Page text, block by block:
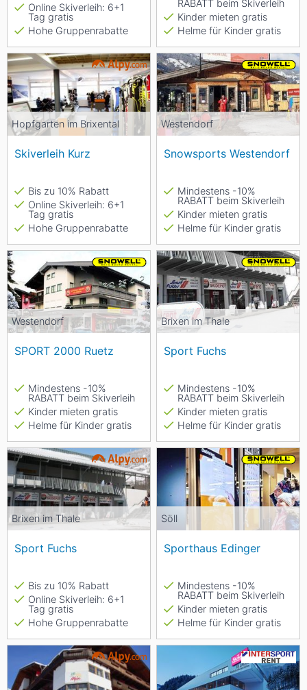
Online Skiverleih: 6+1
Tag gratis
Hohe Gruppenrabatte
RABATT beim Skiverleih
Kinder mieten gratis
Helme für Kinder gratis
Hopfgarten im Brixental
Skiverleih Kurz
Bis zu 10% Rabatt
Online Skiverleih: 6+1
Tag gratis
Hohe Gruppenrabatte
Westendorf
Snowsports Westendorf
Mindestens -10%
RABATT beim Skiverleih
Kinder mieten gratis
Helme für Kinder gratis
Westendorf
SPORT 2000 Ruetz
Mindestens -10%
RABATT beim Skiverleih
Kinder mieten gratis
Helme für Kinder gratis
Brixen im Thale
Sport Fuchs
Mindestens -10%
RABATT beim Skiverleih
Kinder mieten gratis
Helme für Kinder gratis
Brixen im Thale
Sport Fuchs
Bis zu 10% Rabatt
Online Skiverleih: 6+1
Tag gratis
Hohe Gruppenrabatte
Söll
Sporthaus Edinger
Mindestens -10%
RABATT beim Skiverleih
Kinder mieten gratis
Helme für Kinder gratis